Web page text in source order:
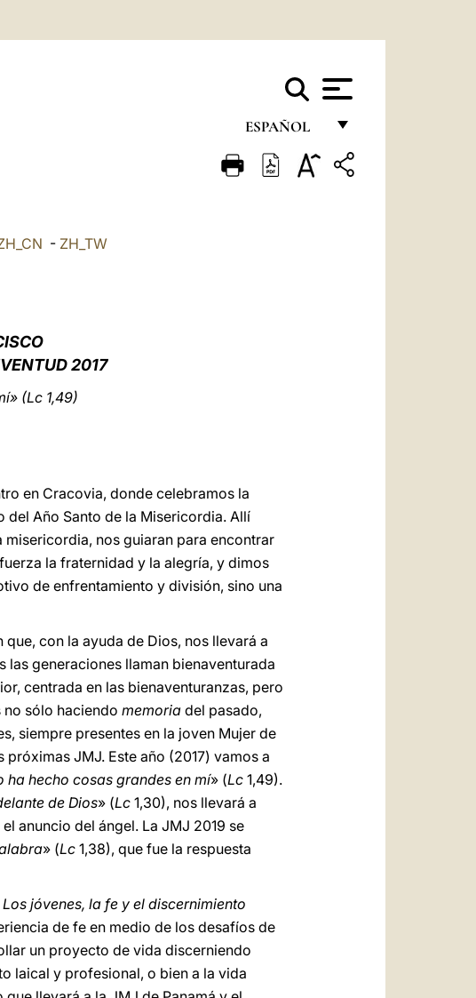
ESPAÑOL
FRANÇAIS
- ZH_TW
2017
(Lc 1,49)
en Cracovia, donde celebramos la
Año Santo de la Misericordia. Allí
nos guiaran para encontrar
la fraternidad y la alegría, y dimos
de enfrentamiento y división, sino una
con la ayuda de Dios, nos llevará a
las generaciones llaman bienaventurada
centrada en las bienaventuranzas, pero
no sólo haciendo memoria del pasado,
siempre presentes en la joven Mujer de
JMJ. Este año (2017) vamos a
ha hecho cosas grandes en mí» (Lc 1,49).
de Dios» (Lc 1,30), nos llevará a
anuncio del ángel. La JMJ 2019 se
» (Lc 1,38), que fue la respuesta
Los jóvenes, la fe y el discernimiento
de fe en medio de los desafíos de
un proyecto de vida discerniendo
laical y profesional, o bien a la vida